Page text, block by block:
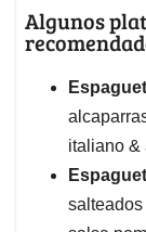
Algunos
italiano &